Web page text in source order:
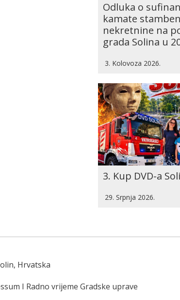
Odluka o
kamate
nekretnine na
grada Solina u
3. Kolovoza 2026.
3. Kup DVD-a
29. Srpnja 2026.
Hrvatska
I Radno vrijeme Gradske uprave